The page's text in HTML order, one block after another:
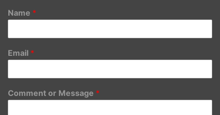
Name *
Email *
Comment or Message *